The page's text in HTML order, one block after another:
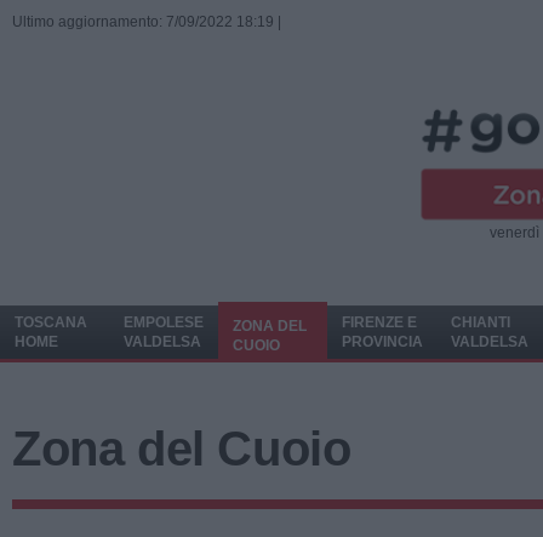
Ultimo aggiornamento: 7/09/2022 18:19 |
venerdì
TOSCANA
HOME
EMPOLESE
VALDELSA
ZONA DEL
CUOIO
FIRENZE E
PROVINCIA
CHIANTI
VALDELSA
Zona del Cuoio